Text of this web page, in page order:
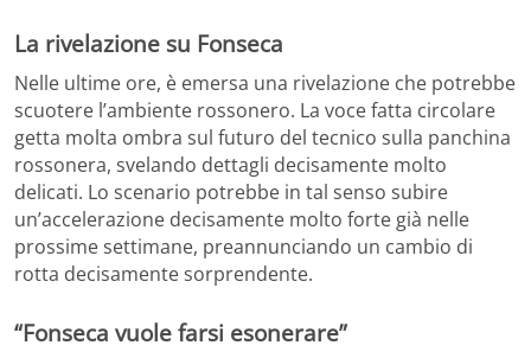
La rivelazione su Fonseca
Nelle ultime ore, è emersa una rivelazione che potrebbe
scuotere l’ambiente rossonero. La voce fatta circolare
getta molta ombra sul futuro del tecnico sulla panchina
rossonera, svelando dettagli decisamente molto
delicati. Lo scenario potrebbe in tal senso subire
un’accelerazione decisamente molto forte già nelle
prossime settimane, preannunciando un cambio di
rotta decisamente sorprendente.
“Fonseca vuole farsi esonerare”